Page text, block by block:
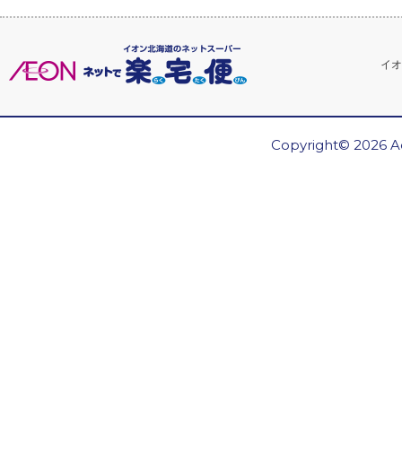
イ
Copyright© 2026